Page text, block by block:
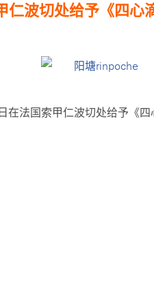
波切处给予《四心
在法国索甲仁波切处给予《四